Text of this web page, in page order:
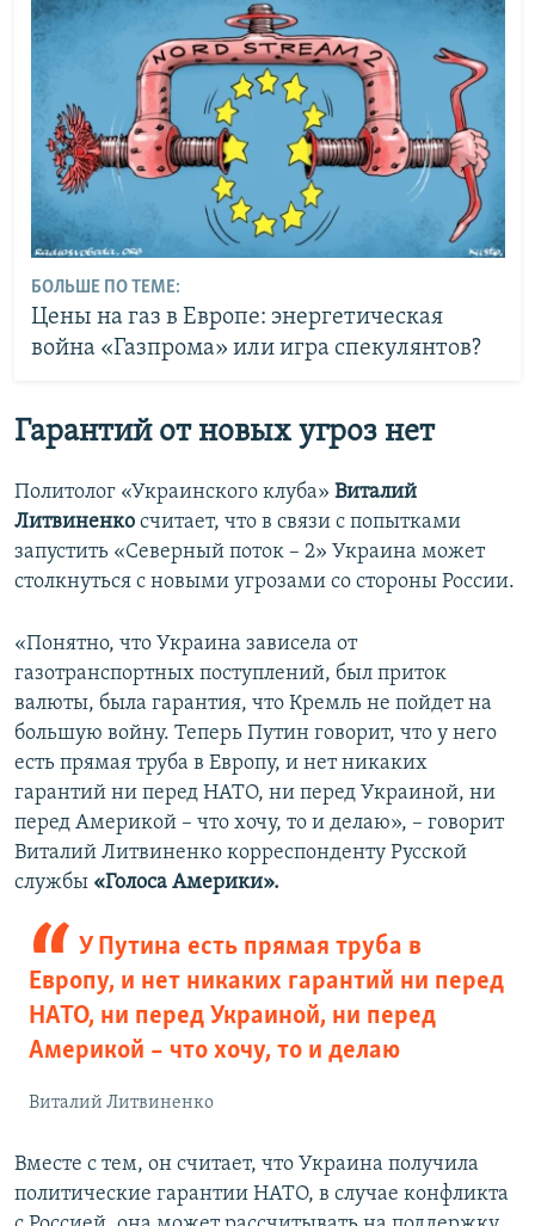
БОЛЬШЕ ПО ТЕМЕ:
Цены на газ в Европе: энергетическая
война «Газпрома» или игра спекулянтов?
Гарантий от новых угроз нет
Политолог «Украинского клуба» Виталий
Литвиненко считает, что в связи с попытками
запустить «Северный поток – 2» Украина может
столкнуться с новыми угрозами со стороны России.
«Понятно, что Украина зависела от
газотранспортных поступлений, был приток
валюты, была гарантия, что Кремль не пойдет на
большую войну. Теперь Путин говорит, что у него
есть прямая труба в Европу, и нет никаких
гарантий ни перед НАТО, ни перед Украиной, ни
перед Америкой – что хочу, то и делаю», – говорит
Виталий Литвиненко корреспонденту Русской
службы «Голоса Америки».
У Путина есть прямая труба в
Европу, и нет никаких гарантий ни перед
НАТО, ни перед Украиной, ни перед
Америкой – что хочу, то и делаю
Виталий Литвиненко
Вместе с тем, он считает, что Украина получила
политические гарантии НАТО, в случае конфликта